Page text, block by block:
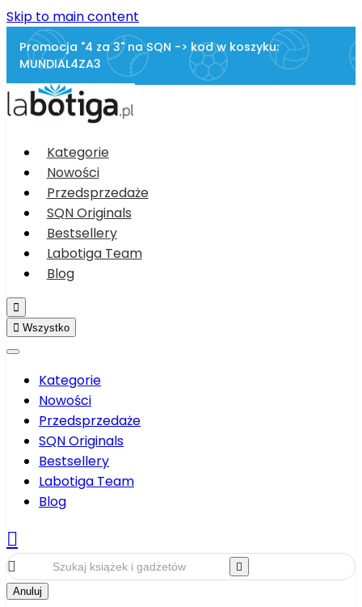
Skip to main content
Promocja "4 za 3" na SQN -> kod w koszyku:
MUNDIAL4ZA3
Kategorie
Nowości
Przedsprzedaże
SQN Originals
Bestsellery
Labotiga Team
Blog

 Wszystko
Kategorie
Nowości
Przedsprzedaże
SQN Originals
Bestsellery
Labotiga Team
Blog



Anuluj